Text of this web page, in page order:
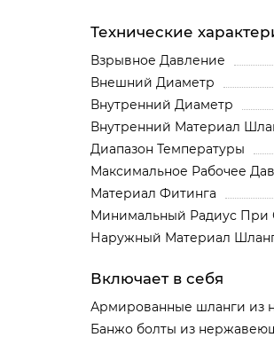
Технические
Взрывное Давление
Внешний Диаметр
Внутренний Диаметр
Внутренний Материал
Диапазон Температуры
Максимальное Рабочее
Материал Фитинга
Минимальный Радиус При
Наружный Материал
Включает в себя
Армированные шланги из
Банжо болты из